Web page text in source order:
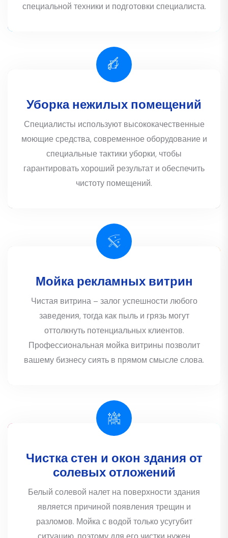
специальной техники и подготовки специалиста.
Уборка нежилых помещений
Специалисты используют высококачественные
моющие средства, современное оборудование и
специальные тактики уборки, чтобы
гарантировать хороший результат и обеспечить
чистоту помещений.
Мойка рекламных витрин
Чистая витрина – залог успешности любого
заведения, тогда как пыль и грязь могут
оттолкнуть потенциальных клиентов.
Профессиональная мойка витрины позволит
вашему бизнесу сиять в прямом смысле слова.
Чистка стен и окон здания от
солевых отложений
Белый солевой налет на поверхности здания
является причиной появления трещин и
разломов. Мойка с водой только усугубит